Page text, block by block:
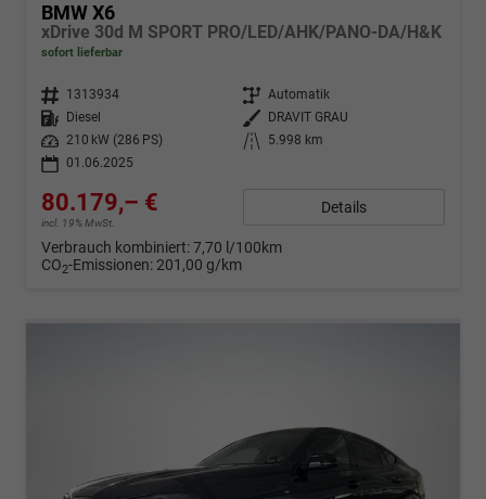
BMW X6
xDrive 30d M SPORT PRO/LED/AHK/PANO-DA/H&K
sofort lieferbar
Fahrzeugnr. 1313934 Getriebe Automatik
Kraftstoff
Diesel Außenfarbe
DRAVIT GRAU
Leistung
210 kW (286 PS) Kilometerstand
5.998 km
01.06.2025
80.179,– €
incl. 19% MwSt.
Details
Verbrauch kombiniert:7,70 l/100km
CO2-Emissionen: 201,00 g/km